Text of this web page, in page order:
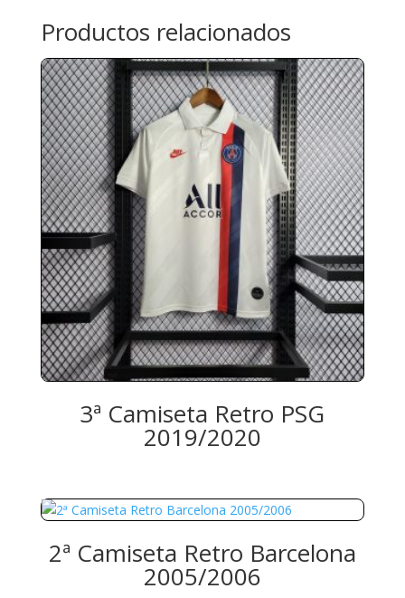
Productos relacionados
3ª Camiseta Retro PSG
2019/2020
2ª Camiseta Retro Barcelona
2005/2006